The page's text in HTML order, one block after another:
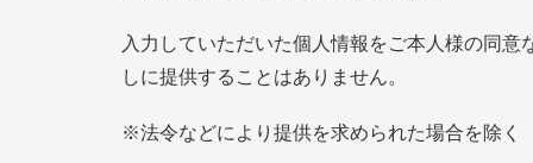
入力していただいた個人情報をご本人様の同意
しに提供することはありません。
※法令などにより提供を求められた場合を除く